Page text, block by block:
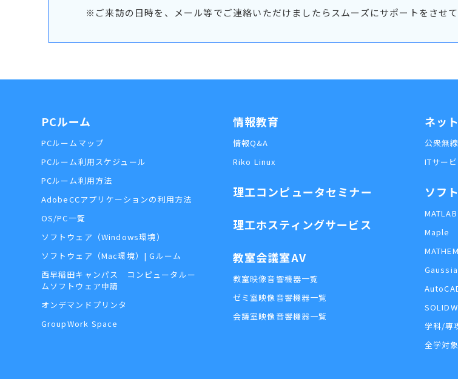
※ご来訪の日時を、メール等でご連絡いただけましたらスムーズにサポートをさせて
PCルーム
PCルームマップ
PCルーム利用スケジュール
PCルーム利用方法
AdobeCCアプリケーションの利用方法
OS/PC一覧
ソフトウェア（Windows環境）
ソフトウェア（Mac環境）| Gルーム
西早稲田キャンパス コンピュータルー
ムソフトウェア申請
オンデマンドプリンタ
GroupWork Space
情報教育
情報Q&A
Riko Linux
理工コンピュータセミナー
理工ホスティングサービス
教室会議室AV
教室映像音響機器一覧
ゼミ室映像音響機器一覧
会議室映像音響機器一覧
ネッ
公衆無
ITサー
ソフ
MATLAB
Maple
学科/専
全学対